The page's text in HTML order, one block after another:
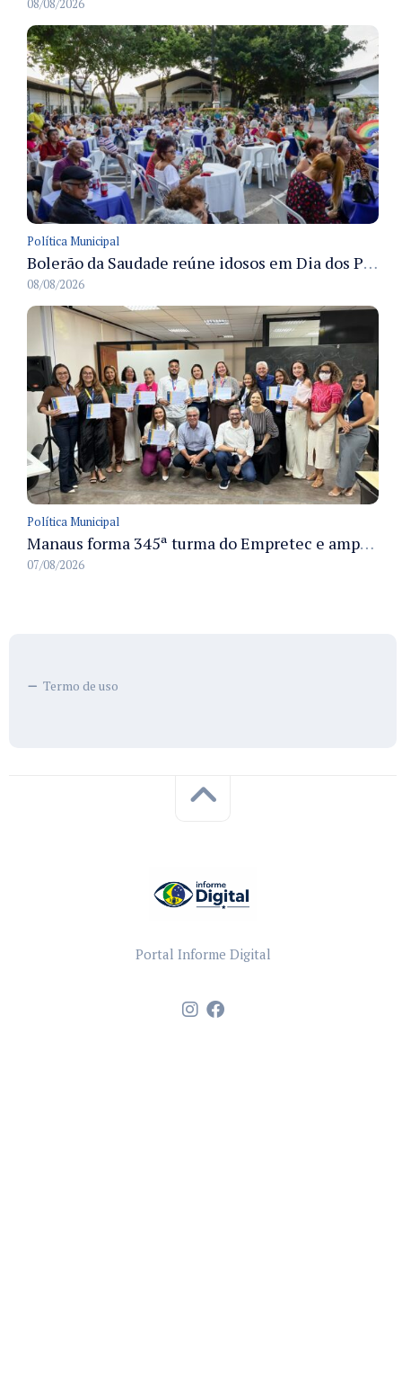
08/08/2026
Política Municipal
Bolerão da Saudade reúne idosos em Dia dos Pais promovido pela Fundação Dr. Thomas em Manaus
08/08/2026
Política Municipal
Manaus forma 345ª turma do Empretec e amplia qualificação de empreendedores na cidade
07/08/2026
Termo de uso
Portal Informe Digital